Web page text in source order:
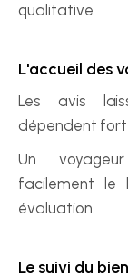
qualitative.
L'accueil des
Les avis
dépendent
Un
facilement le
évaluation.
Le suivi du bien